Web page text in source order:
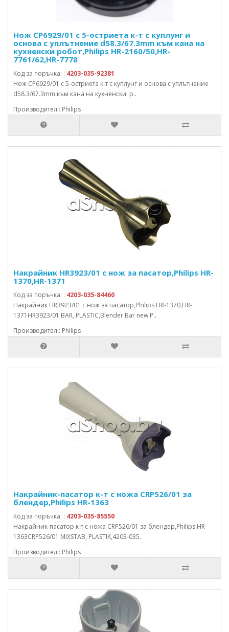
Нож CP6929/01 с 5-остриета к-т с куплунг и
основа с уплътнение d58.3/67.3mm към кана на
кухненски робот,Philips HR-2160/50,HR-
7761/62,HR-7778
Код за поръчка: : 4203-035-92381
Нож CP6929/01 с 5-остриета к-т с куплунг и основа с уплътнение
d58.3/67.3mm към кана на кухненски р..
Производител : Philips
Накрайник HR3923/01 с нож за пасатор,Philips HR-
1370,HR-1371
Код за поръчка: : 4203-035-84460
Накрайник HR3923/01 с нож за пасатор,Philips HR-1370,HR-
1371HR3923/01 BAR, PLASTIC,Blender Bar new P..
Производител : Philips
Накрайник-пасатор к-т с ножа CRP526/01 за
блендер,Philips HR-1363
Код за поръчка: : 4203-035-85550
Накрайник-пасатор к-т с ножа CRP526/01 за блендер,Philips HR-
1363CRP526/01 MIXSTAB, PLASTIK,4203-035..
Производител : Philips